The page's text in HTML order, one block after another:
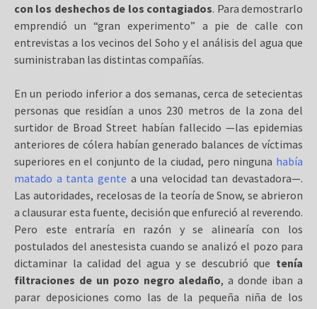
con los deshechos de los contagiados. Para demostrarlo
emprendió un “gran experimento” a pie de calle con
entrevistas a los vecinos del Soho y el análisis del agua que
suministraban las distintas compañías.
En un periodo inferior a dos semanas, cerca de setecientas
personas que residían a unos 230 metros de la zona del
surtidor de Broad Street habían fallecido —las epidemias
anteriores de cólera habían generado balances de víctimas
superiores en el conjunto de la ciudad, pero ninguna había
matado a tanta gente a una velocidad tan devastadora—.
Las autoridades, recelosas de la teoría de Snow, se abrieron
a clausurar esta fuente, decisión que enfureció al reverendo.
Pero este entraría en razón y se alinearía con los
postulados del anestesista cuando se analizó el pozo para
dictaminar la calidad del agua y se descubrió que tenía
filtraciones de un pozo negro aledaño, a donde iban a
parar deposiciones como las de la pequeña niña de los